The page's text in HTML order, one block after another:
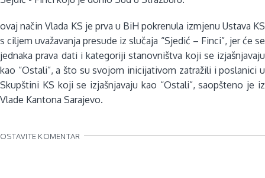
ovaj način Vlada KS je prva u BiH pokrenula izmjenu Ustava KS
s ciljem uvažavanja presude iz slučaja “Sjedić – Finci”, jer će se
jednaka prava dati i kategoriji stanovništva koji se izjašnjavaju
kao “Ostali”, a što su svojom inicijativom zatražili i poslanici u
Skupštini KS koji se izjašnjavaju kao “Ostali”, saopšteno je iz
Vlade Kantona Sarajevo.
OSTAVITE KOMENTAR